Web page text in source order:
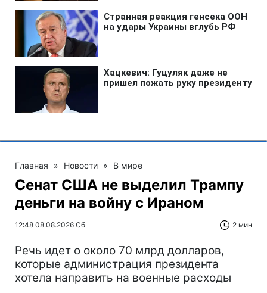
Главная » Новости » В мире
Сенат США не выделил Трампу
деньги на войну с Ираном
12:48 08.08.2026 Сб 2 мин
Речь идет о около 70 млрд долларов,
которые администрация президента
хотела направить на военные расходы